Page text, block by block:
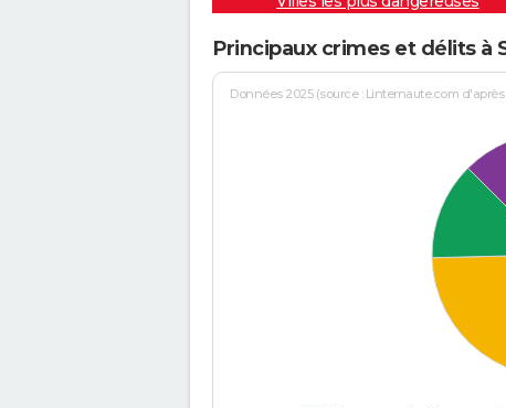
Principaux crimes et délits à
Données 2025 (source : Linternaute.com